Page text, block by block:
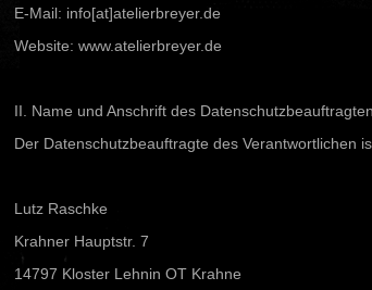
E-Mail: info[at]atelierbreyer.de
Website: www.atelierbreyer.de
II. Name und Anschrift des Datenschutzbeauftragten
Der Datenschutzbeauftragte des Verantwortlichen
Lutz Raschke
Krahner Hauptstr. 7
14797 Kloster Lehnin OT Krahne